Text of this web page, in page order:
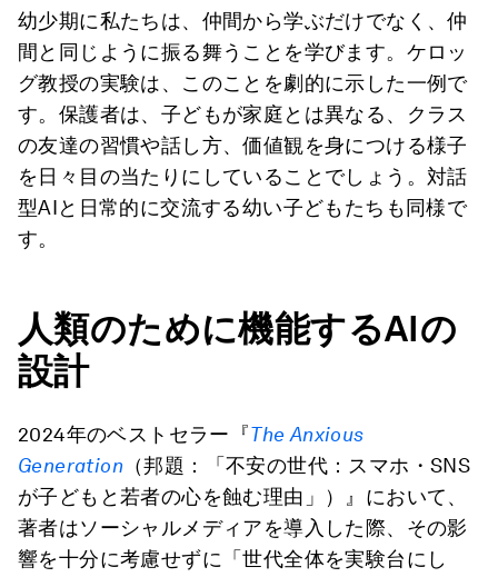
幼少期に私たちは、仲間から学ぶだけでなく、仲
間と同じように振る舞うことを学びます。ケロッ
グ教授の実験は、このことを劇的に示した一例で
す。保護者は、子どもが家庭とは異なる、クラス
の友達の習慣や話し方、価値観を身につける様子
を日々目の当たりにしていることでしょう。対話
型AIと日常的に交流する幼い子どもたちも同様で
す。
人類のために機能するAIの
設計
2024年のベストセラー『The Anxious
Generation （邦題：「不安の世代：スマホ・SNS
が子どもと若者の心を蝕む理由」）』において、
著者はソーシャルメディアを導入した際、その影
響を十分に考慮せずに「世代全体を実験台にし